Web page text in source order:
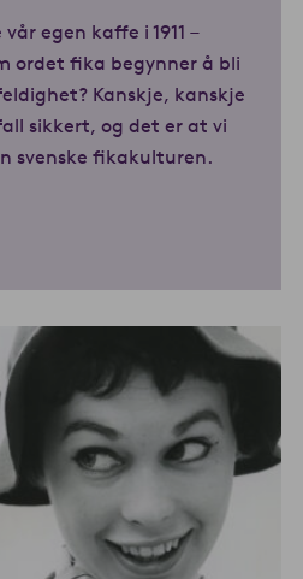
egen kaffe i 1911 –
ordet fika begynner å bli
Kanskje, kanskje
sikkert, og det er at vi
svenske fikakulturen.